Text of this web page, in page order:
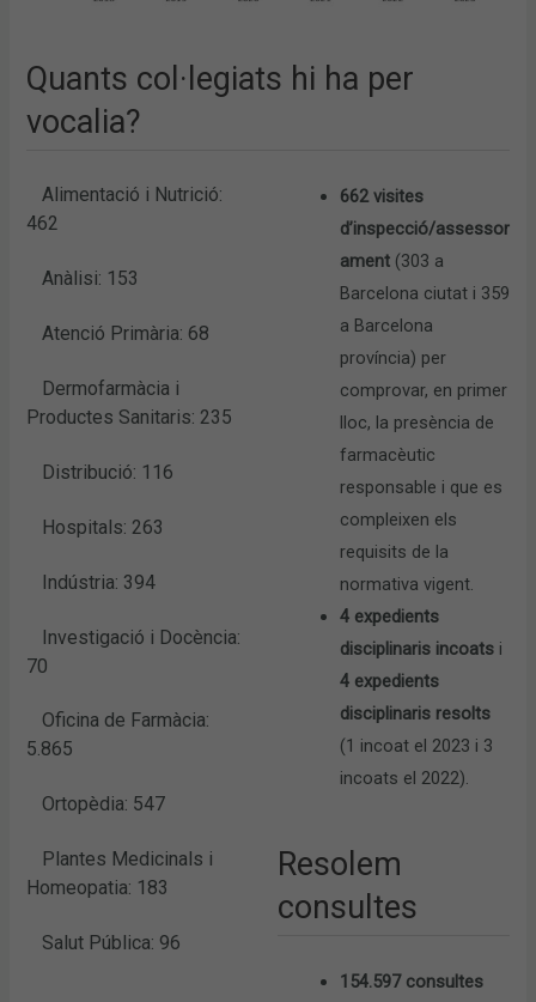
Quants col·legiats hi ha per
vocalia?
Alimentació i Nutrició:
462
Anàlisi: 153
Atenció Primària: 68
Dermofarmàcia i
Productes Sanitaris: 235
Distribució: 116
Hospitals: 263
Indústria: 394
Investigació i Docència:
70
Oficina de Farmàcia:
5.865
Ortopèdia: 547
Plantes Medicinals i
Homeopatia: 183
Salut Pública: 96
662 visites
d’inspecció/assessor
ament (303 a
Barcelona ciutat i 359
a Barcelona
província) per
comprovar, en primer
lloc, la presència de
farmacèutic
responsable i que es
compleixen els
requisits de la
normativa vigent.
4 expedients
disciplinaris incoatsi
4 expedients
disciplinaris resolts
(1 incoat el 2023 i 3
incoats el 2022).
Resolem
consultes
154.597 consultes